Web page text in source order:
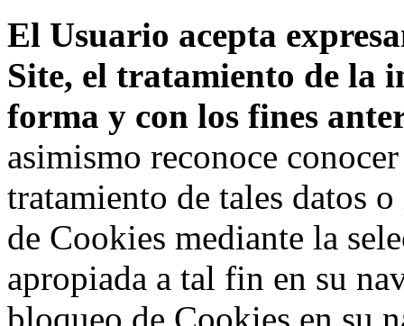
El Usuario acepta
Site, el tratamiento de la
forma y con los fines
asimismo reconoce
tratamiento de tales datos
de Cookies mediante la
apropiada a tal fin en su
bloqueo de Cookies en su